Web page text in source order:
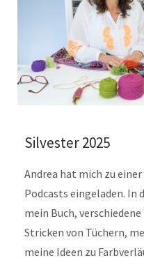
Silvester 2025
Andrea hat mich zu
Podcasts eingeladen. In
mein Buch,
Stricken von Tüchern,
meine Ideen zu